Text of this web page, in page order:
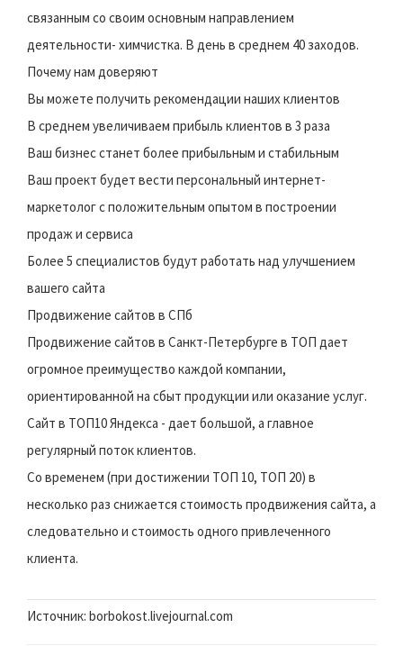
связанным со своим основным направлением
деятельности- химчистка. В день в среднем 40 заходов.
Почему нам доверяют
Вы можете получить рекомендации наших клиентов
В среднем увеличиваем прибыль клиентов в 3 раза
Ваш бизнес станет более прибыльным и стабильным
Ваш проект будет вести персональный интернет-
маркетолог с положительным опытом в построении
продаж и сервиса
Более 5 специалистов будут работать над улучшением
вашего сайта
Продвижение сайтов в СПб
Продвижение сайтов в Санкт-Петербурге в ТОП дает
огромное преимущество каждой компании,
ориентированной на сбыт продукции или оказание услуг.
Сайт в ТОП10 Яндекса - дает большой, а главное
регулярный поток клиентов.
Со временем (при достижении ТОП 10, ТОП 20) в
несколько раз снижается стоимость продвижения сайта, а
следовательно и стоимость одного привлеченного
клиента.
Источник: borbokost.livejournal.com